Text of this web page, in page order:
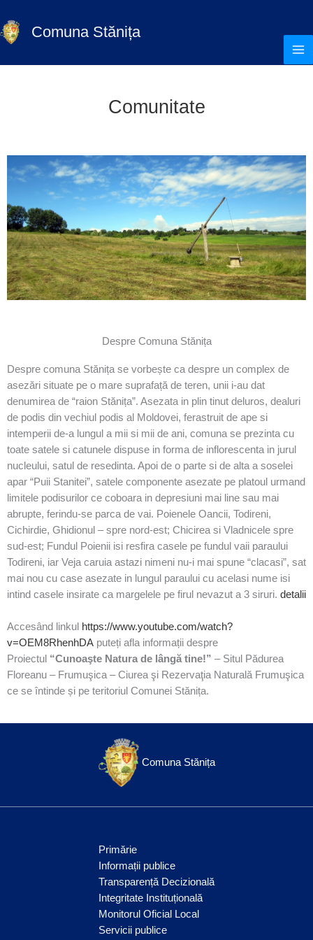
to
content Comuna Stănița
Comunitate
Despre Comuna Stănița
Despre comuna Stănița se vorbește ca despre un complex de
asezări situate pe o mare suprafață de teren, unii i-au dat
denumirea de “raion Stănița”. Asezata in plin tinut deluros, dealuri
de podis din vechiul podis al Moldovei, ferastruit de ape si
intemperii de-a lungul a mii si mii de ani, comuna se prezinta cu
toate satele si catunele dispuse in forma de inflorescenta in jurul
nucleului, satul de resedinta. Apoi de o parte si de alta a soselei
apar “Puii Stanitei”, satele componente asezate pe platoul urmand
limitele podisurilor ce coboara in depresiuni mai line sau mai
abrupte, ferindu-se parca de vai. Poienele Oancii, Todireni,
Cichirdie, Ghidionul – spre nord-est; Chicirea si Vladnicele spre
sud-est; Fundul Poienii isi resfira casele pe fundul vaii paraului
Todireni, iar Veja caruia astazi nimeni nu-i mai spune “clacasi”, sat
mai nou cu case asezate in lungul paraului cu acelasi nume isi
intind casele insirate ca margelele pe firul nevazut a 3 siruri. detalii
Accesând linkul https://www.youtube.com/watch?
v=OEM8RhenhDA puteți afla informații despre
Proiectul “Cunoaşte Natura de lângă tine!” – Situl Pădurea
Floreanu – Frumuşica – Ciurea şi Rezervaţia Naturală Frumuşica
ce se întinde și pe teritoriul Comunei Stănița.
Comuna Stănița
Primărie
Informații publice
Transparență Decizională
Integritate Instituțională
Monitorul Oficial Local
Servicii publice